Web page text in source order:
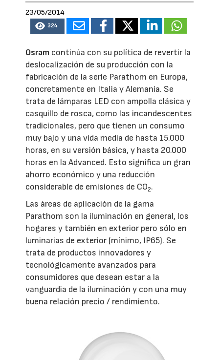
23/05/2014
324
Osram continúa con su política de revertir la
deslocalización de su producción con la
fabricación de la serie Parathom en Europa,
concretamente en Italia y Alemania. Se
trata de lámparas LED con ampolla clásica y
casquillo de rosca, como las incandescentes
tradicionales, pero que tienen un consumo
muy bajo y una vida media de hasta 15.000
horas, en su versión básica, y hasta 20.000
horas en la Advanced. Esto significa un gran
ahorro económico y una reducción
considerable de emisiones de CO2.
Las áreas de aplicación de la gama
Parathom son la iluminación en general, los
hogares y también en exterior pero sólo en
luminarias de exterior (mínimo, IP65). Se
trata de productos innovadores y
tecnológicamente avanzados para
consumidores que desean estar a la
vanguardia de la iluminación y con una muy
buena relación precio / rendimiento.